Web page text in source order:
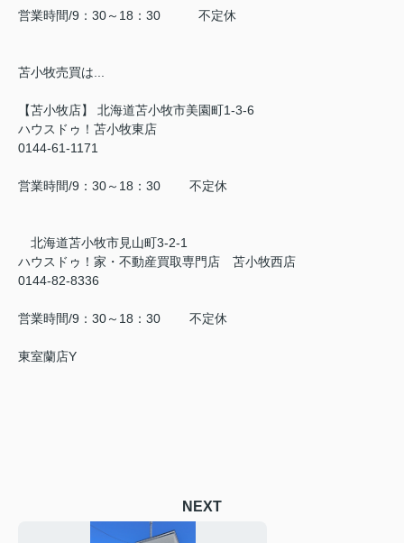
営業時間/9：30～18：30 不定休
苫小牧売買は...
【苫小牧店】 北海道苫小牧市美園町1-3-6
ハウスドゥ！苫小牧東店
0144-61-1171
営業時間/9：30～18：30 不定休
北海道苫小牧市見山町3-2-1
ハウスドゥ！家・不動産買取専門店 苫小牧西店
0144-82-8336
営業時間/9：30～18：30 不定休
東室蘭店Y
NEXT